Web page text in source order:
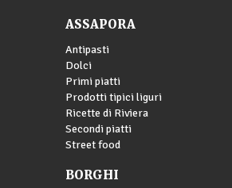
ASSAPORA
Antipasti
Dolci
Primi piatti
Prodotti tipici liguri
Ricette di Riviera
Secondi piatti
Street food
BORGHI